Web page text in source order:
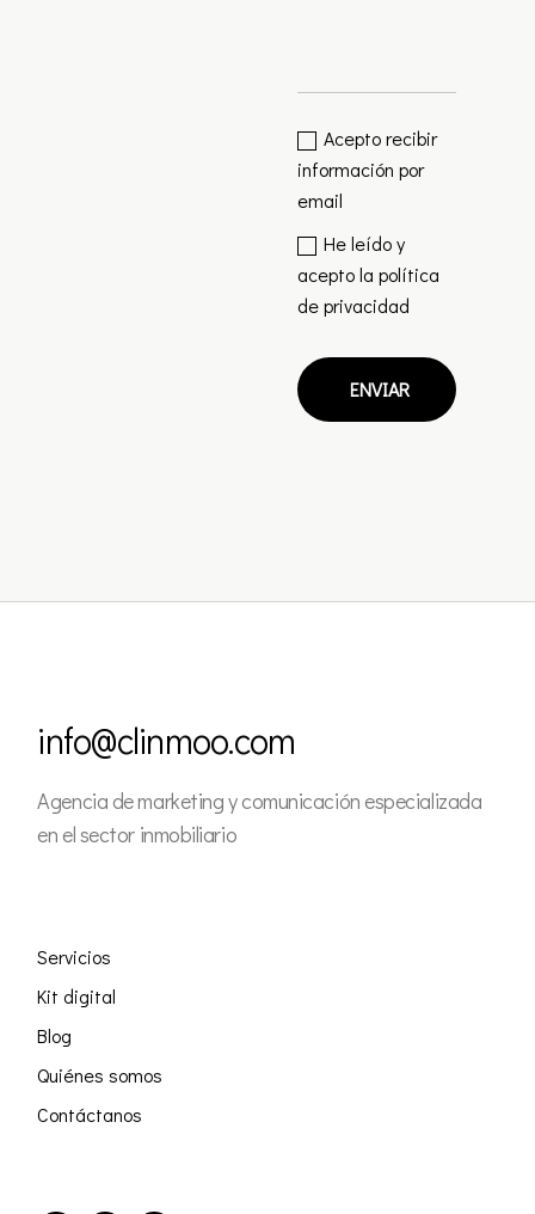
Acepto recibir
información por
email
He leído y
acepto la política
de privacidad
ENVIAR
info@clinmoo.com
Agencia de marketing y comunicación especializada
en el sector inmobiliario
Servicios
Kit digital
Blog
Quiénes somos
Contáctanos